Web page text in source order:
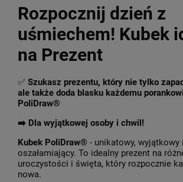
Rozpocznij dzień z
uśmiechem! Kubek
na Prezent
✅ Szukasz prezentu, który nie tylko
ale także doda blasku każdemu
PoliDraw®
➡️ Dla wyjątkowej osoby i chwil!
Kubek PoliDraw® - unikatowy, wyjątkowy
oszałamiający. To idealny prezent na
uroczystości i święta, który rozpocznie
nowa.